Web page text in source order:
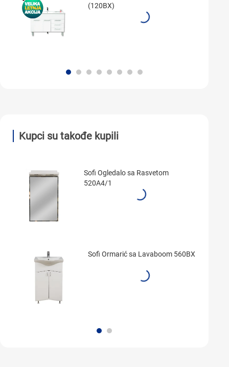
(120BX)
Kupci su takođe kupili
Sofi Ogledalo sa Rasvetom
520A4/1
Sofi Ormarić sa Lavaboom 560BX